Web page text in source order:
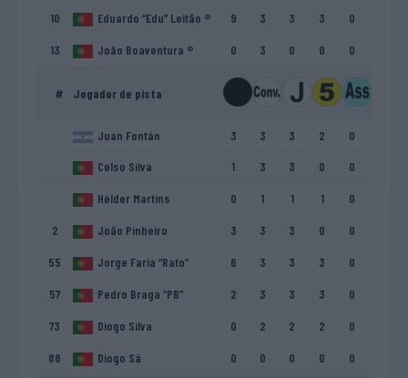
10 Eduardo “Edu” Leitão ® 9 3 3 3 0
13 João Boaventura ® 0 3 0 0 0
# Jogador de pista
Juan Fontán 3 3 3 2
0
Celso Silva
1 3 3 0 0
Hélder Martins 0 1 1 1 0
2 João Pinheiro 3 3 3 0 0
55 Jorge Faria “Rato” 6 3 3 3 0
57 Pedro Braga “PB” 2 3 3 3 0
73 Diogo Silva 0 2 2 2 0
88 Diogo Sá 0 0 0 0 0